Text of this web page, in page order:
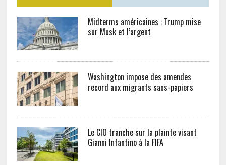
Midterms américaines : Trump mise
sur Musk et l’argent
Washington impose des amendes
record aux migrants sans-papiers
Le CIO tranche sur la plainte visant
Gianni Infantino à la FIFA